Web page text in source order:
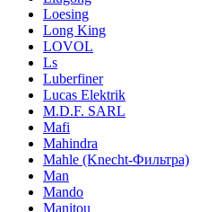
Loesing
Long King
LOVOL
Ls
Luberfiner
Lucas Elektrik
M.D.F. SARL
Mafi
Mahindra
Mahle (Knecht-Фильтра)
Man
Mando
Manitou